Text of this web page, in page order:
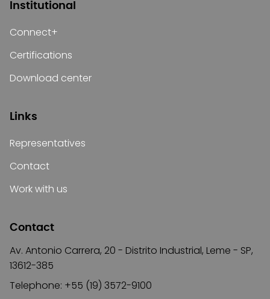
Institutional
Connect+
Certifications
Download center
Links
Representatives
Contact
Work with us
Contact
Av. Antonio Carrera, 20 - Distrito Industrial, Leme - SP,
13612-385
Telephone: +55 (19) 3572-9100